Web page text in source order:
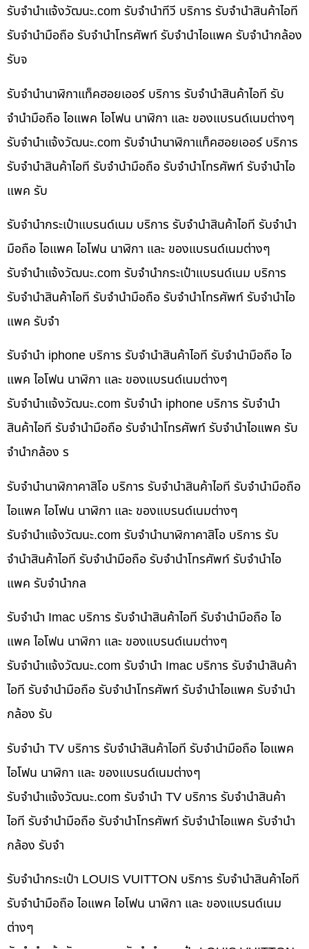
รับจํานําแจ้งวัฒนะ.com รับจำนำทีวี บริการ รับจำนำสินค้าไอที
รับจำนำมือถือ รับจำนำโทรศัพท์ รับจำนำไอแพค รับจำนำกล้อง
รับจ
รับจำนำนาฬิกาแท็คฮอยเออร์ บริการ รับจำนำสินค้าไอที รับ
จำนำมือถือ ไอแพค ไอโฟน นาฬิกา และ ของแบรนด์เนมต่างๆ
รับจํานําแจ้งวัฒนะ.com รับจำนำนาฬิกาแท็คฮอยเออร์ บริการ
รับจำนำสินค้าไอที รับจำนำมือถือ รับจำนำโทรศัพท์ รับจำนำไอ
แพค รับ
รับจำนำกระเป๋าแบรนด์เนม บริการ รับจำนำสินค้าไอที รับจำนำ
มือถือ ไอแพค ไอโฟน นาฬิกา และ ของแบรนด์เนมต่างๆ
รับจํานําแจ้งวัฒนะ.com รับจำนำกระเป๋าแบรนด์เนม บริการ
รับจำนำสินค้าไอที รับจำนำมือถือ รับจำนำโทรศัพท์ รับจำนำไอ
แพค รับจำ
รับจำนำ iphone บริการ รับจำนำสินค้าไอที รับจำนำมือถือ ไอ
แพค ไอโฟน นาฬิกา และ ของแบรนด์เนมต่างๆ
รับจํานําแจ้งวัฒนะ.com รับจำนำ iphone บริการ รับจำนำ
สินค้าไอที รับจำนำมือถือ รับจำนำโทรศัพท์ รับจำนำไอแพค รับ
จำนำกล้อง ร
รับจำนำนาฬิกาคาสิโอ บริการ รับจำนำสินค้าไอที รับจำนำมือถือ
ไอแพค ไอโฟน นาฬิกา และ ของแบรนด์เนมต่างๆ
รับจํานําแจ้งวัฒนะ.com รับจำนำนาฬิกาคาสิโอ บริการ รับ
จำนำสินค้าไอที รับจำนำมือถือ รับจำนำโทรศัพท์ รับจำนำไอ
แพค รับจำนำกล
รับจำนำ Imac บริการ รับจำนำสินค้าไอที รับจำนำมือถือ ไอ
แพค ไอโฟน นาฬิกา และ ของแบรนด์เนมต่างๆ
รับจํานําแจ้งวัฒนะ.com รับจำนำ Imac บริการ รับจำนำสินค้า
ไอที รับจำนำมือถือ รับจำนำโทรศัพท์ รับจำนำไอแพค รับจำนำ
กล้อง รับ
รับจำนำ TV บริการ รับจำนำสินค้าไอที รับจำนำมือถือ ไอแพค
ไอโฟน นาฬิกา และ ของแบรนด์เนมต่างๆ
รับจํานําแจ้งวัฒนะ.com รับจำนำ TV บริการ รับจำนำสินค้า
ไอที รับจำนำมือถือ รับจำนำโทรศัพท์ รับจำนำไอแพค รับจำนำ
กล้อง รับจำ
รับจำนำกระเป๋า LOUIS VUITTON บริการ รับจำนำสินค้าไอที
รับจำนำมือถือ ไอแพค ไอโฟน นาฬิกา และ ของแบรนด์เนม
ต่างๆ